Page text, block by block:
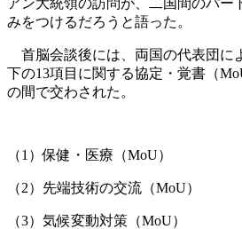
みをつけるだろうと語った。
首脳会談後には、両国の代表団に
下の13項目に関する協定・覚書（
の間で交わされた。
（1）保健・医療（MoU）
（2）先端技術の交流（MoU）
（3）気候変動対策（MoU）